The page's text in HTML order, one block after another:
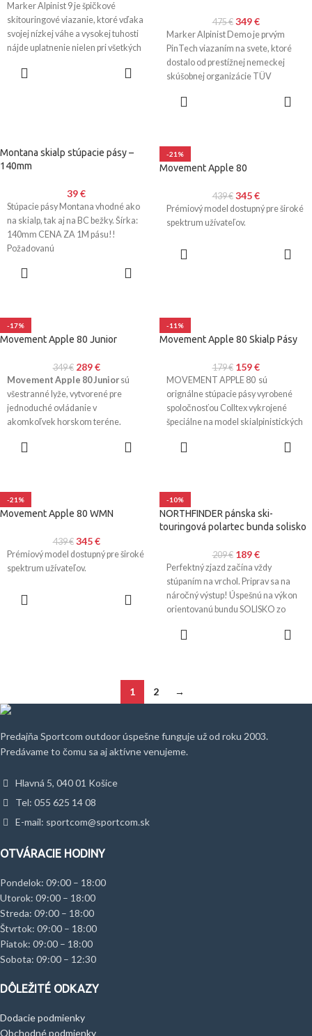
Marker Alpinist 9 je špičkové
skitouringové viazanie, ktoré vďaka
svojej nízkej váhe a vysokej tuhosti
nájde uplatnenie nielen pri všetkých
475€ 349€
Marker Alpinist Demo je prvým
PinTech viazaním na svete, ktoré
dostalo od prestížnej nemeckej
skúšobnej organizácie TÜV
Montana skialp stúpacie pásy –
140mm
39€
Stúpacie pásy Montana vhodné ako
na skialp, tak aj na BC bežky. Šírka:
140mm CENA ZA 1M pásu!!
Požadovanú
-21%
Movement Apple 80
439€ 345€
Prémiový model dostupný pre široké
spektrum užívateľov.
-17%
Movement Apple 80 Junior
349€ 289€
Movement Apple 80 Junior sú
všestranné lyže, vytvorené pre
jednoduché ovládanie v
akomkoľvek horskom teréne.
-11%
Movement Apple 80 Skialp Pásy
179€ 159€
MOVEMENT APPLE 80 sú
orignálne stúpacie pásy vyrobené
spoločnosťou Colltex vykrojené
špeciálne na model skialpinistických
-21%
Movement Apple 80 WMN
439€ 345€
Prémiový model dostupný pre široké
spektrum užívateľov.
-10%
NORTHFINDER pánska ski-
touringová polartec bunda solisko
209€ 189€
Perfektný zjazd začína vždy
stúpaním na vrchol. Priprav sa na
náročný výstup! Úspešnú na výkon
orientovanú bundu SOLISKO zo
1 2 →
Predajňa Sportcom outdoor úspešne funguje už od roku 2003.
Predávame to čomu sa aj aktívne venujeme.
Hlavná 5, 040 01 Košice
Tel: 055 625 14 08
E-mail: sportcom@sportcom.sk
OTVÁRACIE HODINY
Pondelok: 09:00 – 18:00
Utorok: 09:00 – 18:00
Streda: 09:00 – 18:00
Štvrtok: 09:00 – 18:00
Piatok: 09:00 – 18:00
Sobota: 09:00 – 12:30
DÔLEŽITÉ ODKAZY
Dodacie podmienky
Obchodné podmienky